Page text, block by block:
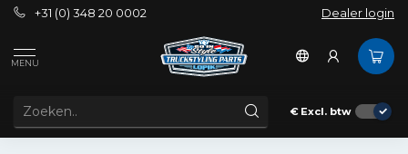
+31 (0) 348 20 0002 Dealer login
MENU
€ Excl. btw
Tags